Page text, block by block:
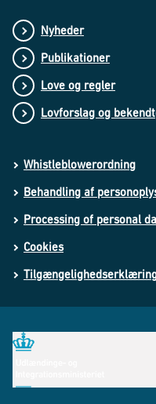
Nyheder
Publikationer
Love og regler
Lovforslag og
Whistleblowerordning
Behandling af
Processing of personal
Cookies
Tilgængelighedserklæring